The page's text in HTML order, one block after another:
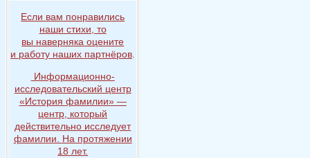
Если вам понравились
наши стихи, то
вы наверняка оцените
и работу наших партнёров.
Информационно-
исследовательский центр
«История фамилии» —
центр, который
действительно исследует
фамилии. На протяжении
18 лет.